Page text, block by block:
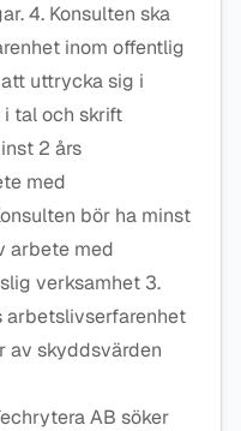
4. Konsulten ska
inom offentlig
uttrycka sig i
i tal och skrift
2 års
med
bör ha minst
arbete med
verksamhet 3.
arbetslivserfarenhet
av skyddsvärden
AB söker